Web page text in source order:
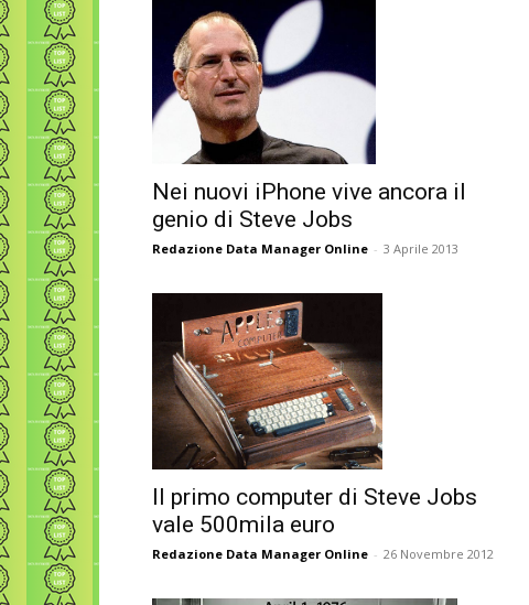
Nei nuovi iPhone vive ancora il
genio di Steve Jobs
Redazione Data Manager Online - 3 Aprile 2013
Il primo computer di Steve Jobs
vale 500mila euro
Redazione Data Manager Online - 26 Novembre 2012